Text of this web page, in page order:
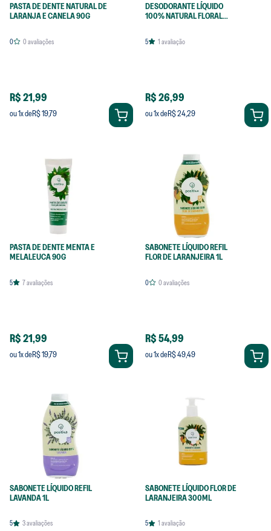
PASTA DE DENTE NATURAL DE
LARANJA E CANELA 90G
0 0avaliações
R$ 21,99
ou1x deR$ 19,79
DESODORANTE LÍQUIDO
100% NATURAL FLORAL
5 1 avaliação
R$ 26,99
ou1x deR$ 24,29
PASTA DE DENTE MENTA E
MELALEUCA 90G
5 7avaliações
R$ 21,99
ou1x deR$ 19,79
SABONETE LÍQUIDO REFIL
FLOR DE LARANJEIRA 1L
0 0avaliações
R$ 54,99
ou1x deR$ 49,49
SABONETE LÍQUIDO REFIL
LAVANDA 1L
5 3avaliações
SABONETE LÍQUIDO FLOR DE
LARANJEIRA 300ML
5 1 avaliação